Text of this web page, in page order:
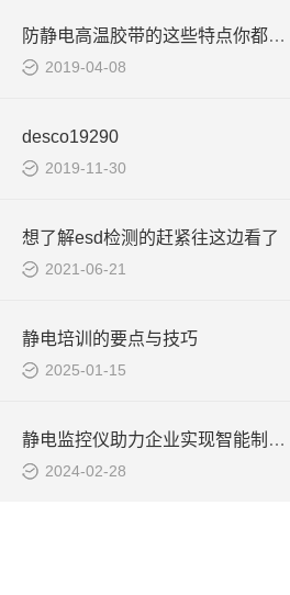
防静电高温胶带的这些特点你都清楚吗
2019-04-08
desco19290
2019-11-30
想了解esd检测的赶紧往这边看了
2021-06-21
静电培训的要点与技巧
2025-01-15
静电监控仪助力企业实现智能制造转型
2024-02-28